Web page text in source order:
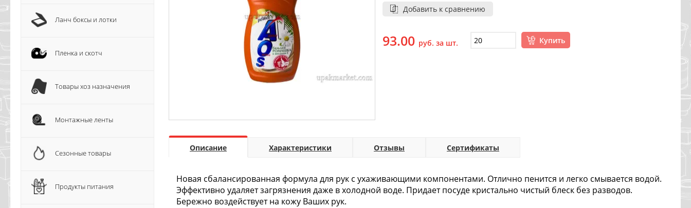
Ланч боксы и лотки
Пленка и скотч
Товары хоз назначения
Монтажные ленты
Сезонные товары
Продукты питания
Добавить к сравнению
93.00 руб. за шт. Купить
Описание Характеристики Отзывы Сертификаты
Новая сбалансированная формула для рук с ухаживающими компонентами. Отлично пенится и легко смывается водой.
Эффективно удаляет загрязнения даже в холодной воде. Придает посуде кристально чистый блеск без разводов.
Бережно воздействует на кожу Ваших рук.